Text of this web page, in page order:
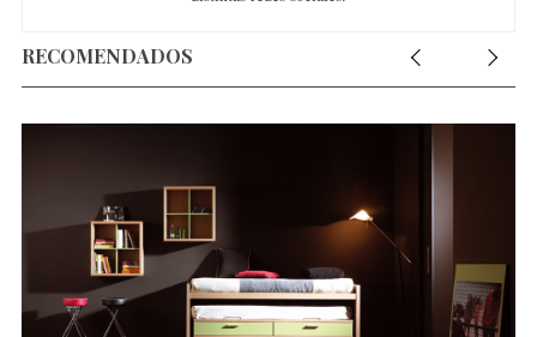
RECOMENDADOS